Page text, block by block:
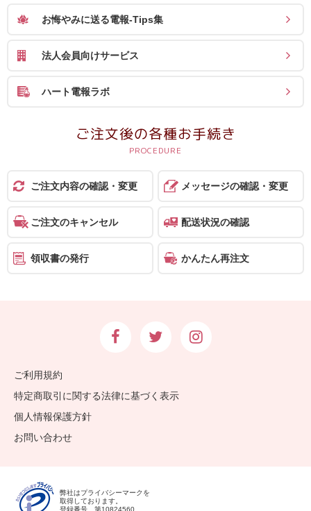
お悔やみに送る電報-Tips集
法人会員向けサービス
ハート電報ラボ
ご注文後の各種お手続き
ご注文内容の確認・変更 メッセージの確認・変更
ご注文のキャンセル 配送状況の確認
領収書の発行 かんたん再注文
ご利用規約
特定商取引に関する法律に基づく表示
個人情報保護方針
お問い合わせ
弊社はプライバシーマークを
取得しております。
登録番号 第10824560